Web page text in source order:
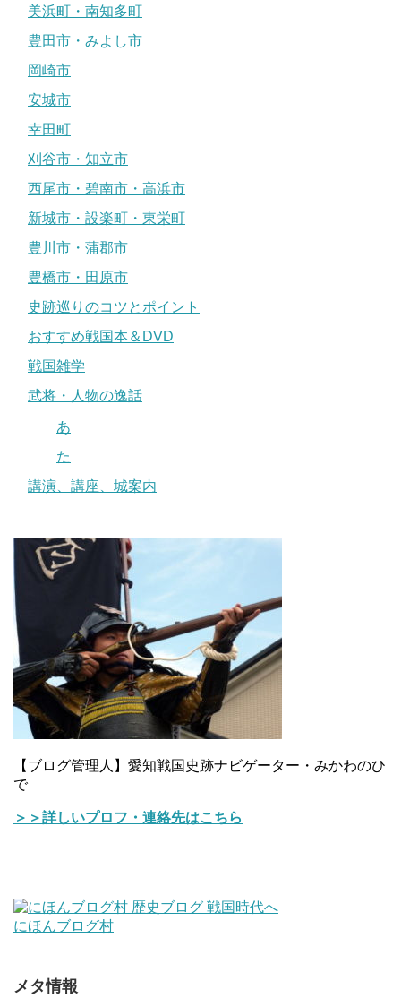
美浜町・南知多町
豊田市・みよし市
岡崎市
安城市
幸田町
刈谷市・知立市
西尾市・碧南市・高浜市
新城市・設楽町・東栄町
豊川市・蒲郡市
豊橋市・田原市
史跡巡りのコツとポイント
おすすめ戦国本＆DVD
戦国雑学
武将・人物の逸話
あ
た
講演、講座、城案内
【ブログ管理人】愛知戦国史跡ナビゲーター・みかわのひ
で
＞＞詳しいプロフ・連絡先はこちら
にほんブログ村
メタ情報